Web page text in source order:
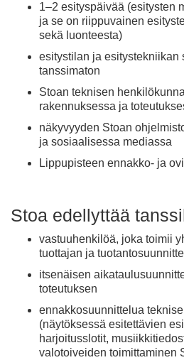
1–2 esityspäivää (esitysten
ja se on riippuvainen
sekä luonteesta)
esitystilan ja esitystekniikan
tanssimaton
Stoan teknisen
rakennuksessa ja
näkyvyyden Stoan
ja sosiaalisessa mediassa
Lippupisteen ennakko- ja
Stoa edellyttää
vastuuhenkilöä, joka toimii
tuottajan ja
itsenäisen
toteutuksen
ennakkosuunnittelua
(näytöksessä esitettävien
harjoitusslotit,
valotoiveiden toimittaminen